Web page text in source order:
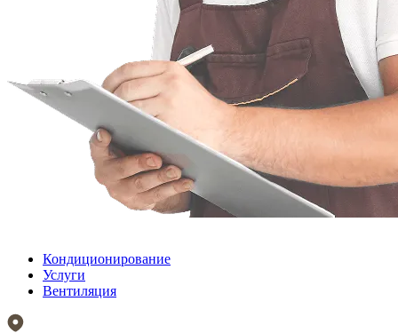
Кондиционирование
Услуги
Вентиляция